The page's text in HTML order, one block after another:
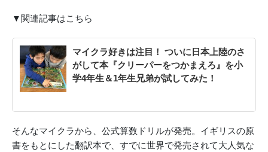
▼関連記事はこちら
マイクラ好きは注目！ ついに日本上陸のさ
がして本『クリーパーをつかまえろ』を小
学4年生＆1年生兄弟が試してみた！
そんなマイクラから、公式算数ドリルが発売。イギリスの原
書をもとにした翻訳本で、すでに世界で発売されて大人気な